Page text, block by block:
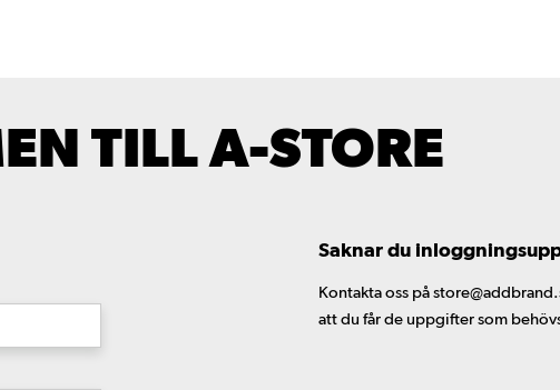
TILL A-STORE
Saknar du
Kontakta oss på
att du får de uppgifter som